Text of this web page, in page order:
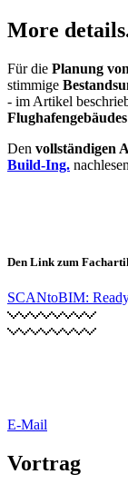
More
Für die Planung
stimmige
- im Artikel
Den vollständigen
Build-Ing.
Den Link zum
SCANtoBIM:
E-Mail
Vortrag